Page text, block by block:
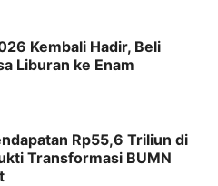
Kembali Hadir, Beli
Liburan ke Enam
Rp55,6 Triliun di
Transformasi BUMN